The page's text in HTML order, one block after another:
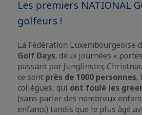
Les premiers NATIONAL
golfeurs !
La Fédération Luxembourgeoise
Golf Days, deux journées «
passant par Junglinster,
ce sont près de 1000 personnes,
collègues, qui ont foulé les
(sans parler des nombreux
enfants) tandis que le plus âgé